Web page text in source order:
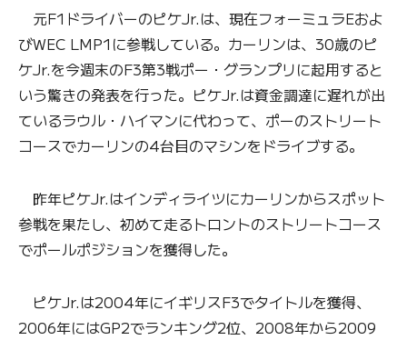
元F1ドライバーのピケJr.は、現在フォーミュラEおよ
びWEC LMP1に参戦している。カーリンは、30歳のピ
ケJr.を今週末のF3第3戦ポー・グランプリに起用すると
いう驚きの発表を行った。ピケJr.は資金調達に遅れが出
ているラウル・ハイマンに代わって、ポーのストリート
コースでカーリンの4台目のマシンをドライブする。
昨年ピケJr.はインディライツにカーリンからスポット
参戦を果たし、初めて走るトロントのストリートコース
でポールポジションを獲得した。
ピケJr.は2004年にイギリスF3でタイトルを獲得、
2006年にはGP2でランキング2位、2008年から2009